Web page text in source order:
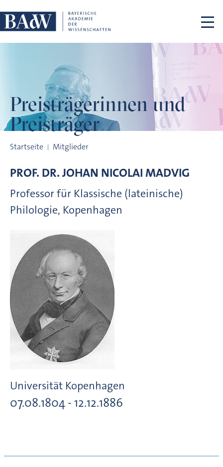
Preisträgerinnen und
Preisträger
Startseite Mitglieder
PROF. DR.JOHAN NICOLAIMADVIG
Professor für Klassische (lateinische)
Philologie, Kopenhagen
Universität Kopenhagen
07.08.1804 - 12.12.1886